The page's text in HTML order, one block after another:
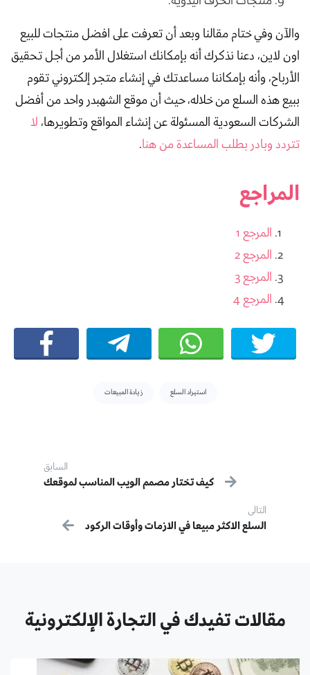
والآن وفي ختام مقالنا وبعد أن تعرفت على افضل منتجات للبيع
اون لاين، دعنا نذكرك أنه بإمكانك استغلال الأمر من أجل تحقيق
الأرباح، وأنه بإمكاننا مساعدتك في إنشاء متجر إلكتروني تقوم
ببيع هذه السلع من خلاله، حيث أن موقع الشهبدر واحد من أفضل
الشركات السعودية المسئولة عن إنشاء المواقع وتطويرها، لا
تتردد وبادر بطلب المساعدة من هنا.
المراجع
المرجع 1
المرجع 2
المرجع 3
المرجع 4
استيراد السلع زيادة المبيعات
Post navigation السابق
سابق:كيف تختار مصمم الويب المناسب لموقعك
التالى
التالى:
السلع الاكثر مبيعا في الازمات وأوقات الركود
مقالات تفيدك في التجارة الإلكترونية